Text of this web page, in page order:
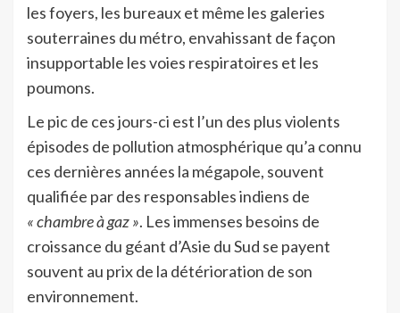
les foyers, les bureaux et même les galeries
souterraines du métro, envahissant de façon
insupportable les voies respiratoires et les
poumons.
Le pic de ces jours-ci est l’un des plus violents
épisodes de pollution atmosphérique qu’a connu
ces dernières années la mégapole, souvent
qualifiée par des responsables indiens de
« chambre à gaz ». Les immenses besoins de
croissance du géant d’Asie du Sud se payent
souvent au prix de la détérioration de son
environnement.